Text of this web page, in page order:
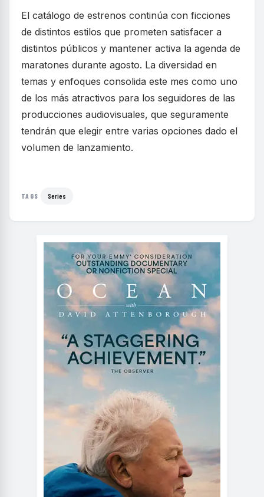
El catálogo de estrenos continúa con ficciones
de distintos estilos que prometen satisfacer a
distintos públicos y mantener activa la agenda de
maratones durante agosto. La diversidad en
temas y enfoques consolida este mes como uno
de los más atractivos para los seguidores de las
producciones audiovisuales, que seguramente
tendrán que elegir entre varias opciones dado el
volumen de lanzamiento.
TAGS Series